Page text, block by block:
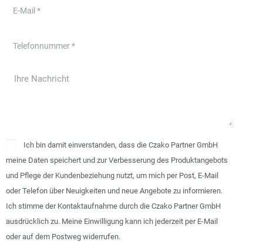
Ich bin damit einverstanden, dass die Czako Partner GmbH
meine Daten speichert und zur Verbesserung des Produktangebots
und Pflege der Kundenbeziehung nutzt, um mich per Post, E-Mail
oder Telefon über Neuigkeiten und neue Angebote zu informieren.
Ich stimme der Kontaktaufnahme durch die Czako Partner GmbH
ausdrücklich zu. Meine Einwilligung kann ich jederzeit per E-Mail
oder auf dem Postweg widerrufen.